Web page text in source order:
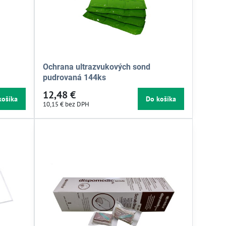
Ochrana ultrazvukových sond
pudrovaná 144ks
12,48 €
10,15 € bez DPH
Do košíka